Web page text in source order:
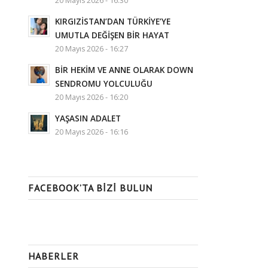
KIRGIZİSTAN’DAN TÜRKİYE’YE
UMUTLA DEĞİŞEN BİR HAYAT
20 Mayıs 2026 - 16:27
BİR HEKİM VE ANNE OLARAK DOWN
SENDROMU YOLCULUĞU
20 Mayıs 2026 - 16:20
YAŞASIN ADALET
20 Mayıs 2026 - 16:16
FACEBOOK’TA BIZI BULUN
HABERLER